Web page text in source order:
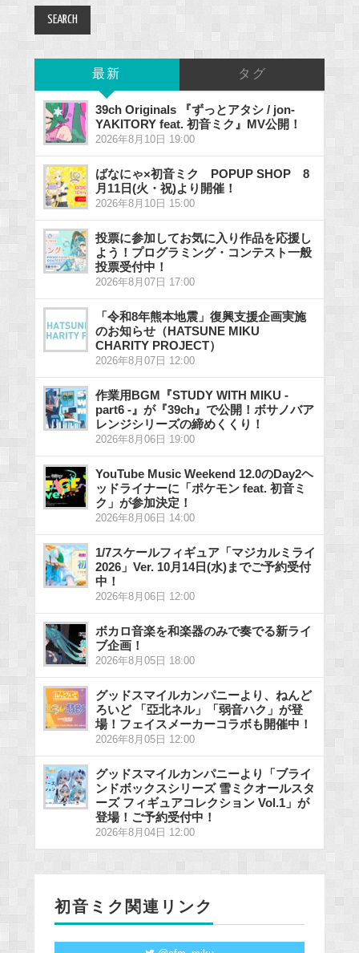
最新 タグ
39ch Originals 『ずっとアタシ / jon-
YAKITORY feat. 初音ミク』MV公開！
2026年8月10日 19:00
ばなにゃ×初音ミク POPUP SHOP 8
月11日(火・祝)より開催！
2026年8月10日 15:00
投票に参加してお気に入り作品を応援し
よう！プログラミング・コンテスト一般
投票受付中！
2026年8月07日 17:00
「令和8年熊本地震」復興支援企画実施
のお知らせ（HATSUNE MIKU
CHARITY PROJECT）
2026年8月07日 12:00
作業用BGM『STUDY WITH MIKU -
part6 -』が『39ch』で公開！ボサノバア
レンジシリーズの締めくくり！
2026年8月06日 19:00
YouTube Music Weekend 12.0のDay2ヘ
ッドライナーに「ポケモン feat. 初音ミ
ク」が参加決定！
2026年8月06日 14:00
1/7スケールフィギュア「マジカルミライ
2026」Ver. 10月14日(水)までご予約受付
中！
2026年8月06日 12:00
ボカロ音楽を和楽器のみで奏でる新ライ
ブ企画！
2026年8月05日 18:00
グッドスマイルカンパニーより、ねんど
ろいど 「亞北ネル」「弱音ハク」が登
場！フェイスメーカーコラボも開催中！
2026年8月05日 12:00
グッドスマイルカンパニーより「ブライ
ンドボックスシリーズ 雪ミクオールスタ
ーズ フィギュアコレクション Vol.1」が
登場！ご予約受付中！
2026年8月04日 12:00
初音ミク関連リンク